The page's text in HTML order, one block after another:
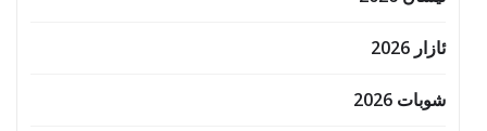
ئازار 2026
شوبات 2026